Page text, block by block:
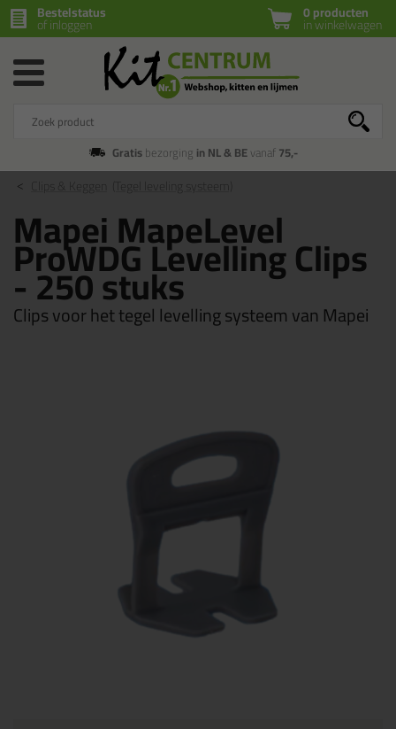
0 producten
in winkelwagen
Bestelstatus
of inloggen
Gratisbezorging in NL & BEvanaf75,-
Mapei MapeLevel
ProWDG Levelling Clips
- 250 stuks
Clips voor het tegel levelling systeem van Mapei